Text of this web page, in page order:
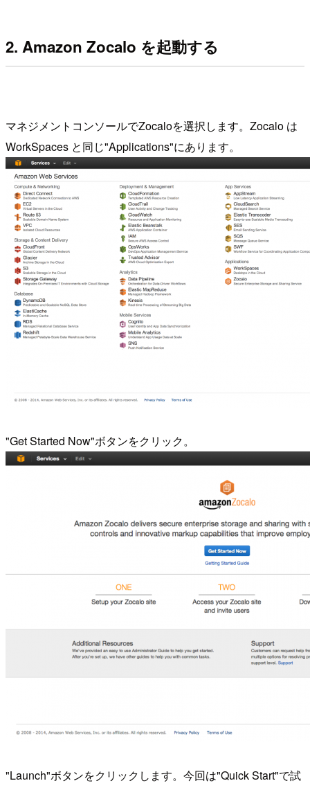
2. Amazon Zocalo を起動する
マネジメントコンソールでZocaloを選択します。Zocalo は
WorkSpaces と同じ"Applications"にあります。
"Get Started Now"ボタンをクリック。
"Launch"ボタンをクリックします。今回は"Quick Start"で試